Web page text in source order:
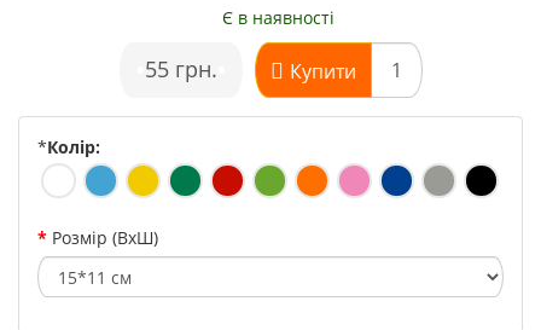
Є в наявності
55 грн. Купити
*Колір:
Розмір (ВхШ)